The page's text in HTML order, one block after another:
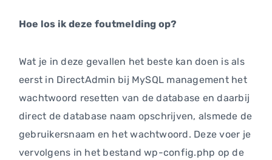
Hoe los ik deze foutmelding op?
Wat je in deze gevallen het beste kan doen is als
eerst in DirectAdmin bij MySQL management het
wachtwoord resetten van de database en daarbij
direct de database naam opschrijven, alsmede de
gebruikersnaam en het wachtwoord. Deze voer je
vervolgens in het bestand wp-config.php op de